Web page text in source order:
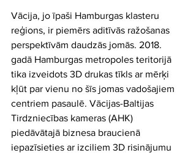
Vācija, jo īpaši Hamburgas klasteru
reģions, ir piemērs aditīvās ražošanas
perspektīvām daudzās jomās. 2018.
gadā Hamburgas metropoles teritorijā
tika izveidots 3D drukas tīkls ar mērķi
kļūt par vienu no šīs jomas vadošajiem
centriem pasaulē. Vācijas-Baltijas
Tirdzniecības kameras (AHK)
piedāvātajā biznesa braucienā
iepazīsieties ar izciliem 3D risinājumu